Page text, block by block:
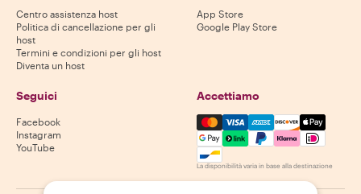
Centro assistenza host
Politica di cancellazione per gli
host
Termini e condizioni per gli host
Diventa un host
App Store
Google Play Store
Seguici
Facebook
Instagram
YouTube
Accettiamo
Mastercard, Visa, Amex,
La disponibilità varia in base alla destinazione